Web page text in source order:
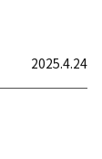
2025.4.24